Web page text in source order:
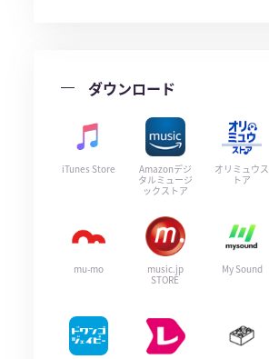
ダウンロード
iTunes Store
Amazonデジ
タルミュージ
ックストア
オリミュウス
トア
mu-mo
music.jp
STORE
My Sound